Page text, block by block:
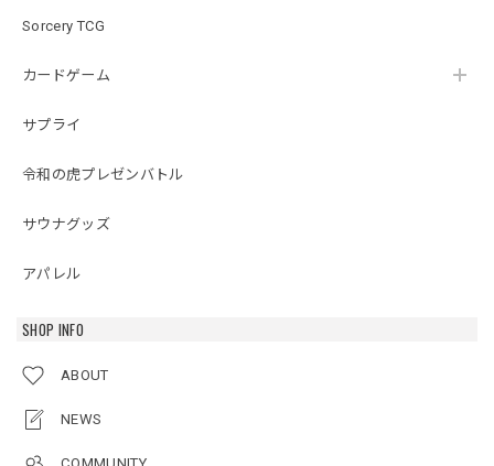
Sorcery TCG
カードゲーム
サプライ
令和の虎プレゼンバトル
サウナグッズ
アパレル
SHOP INFO
ABOUT
NEWS